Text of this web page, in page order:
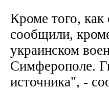
Кроме того,
сообщили,
украинском
Симферополе.
источника", -